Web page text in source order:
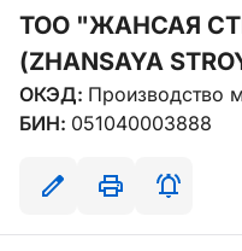
ТОО "ЖАНСАЯ
(ZHANSAYA
ОКЭД: Производство
БИН: 051040003888